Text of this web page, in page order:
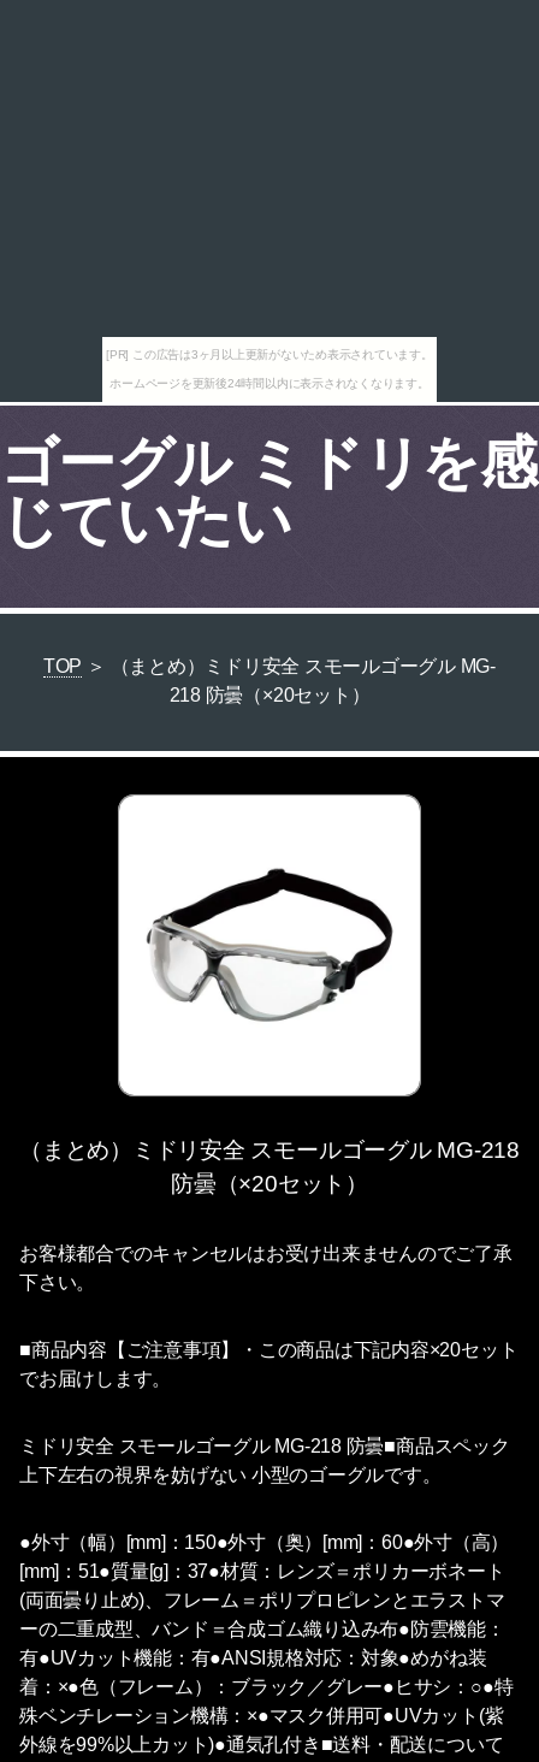
[PR] この広告は3ヶ月以上更新がないため表示されています。
ホームページを更新後24時間以内に表示されなくなります。
ゴーグル ミドリを感
じていたい
TOP ＞ （まとめ）ミドリ安全 スモールゴーグル MG-
218 防曇（×20セット）
（まとめ）ミドリ安全 スモールゴーグル MG-218
防曇（×20セット）
お客様都合でのキャンセルはお受け出来ませんのでご了承
下さい。
■商品内容【ご注意事項】・この商品は下記内容×20セット
でお届けします。
ミドリ安全 スモールゴーグル MG-218 防曇■商品スペック
上下左右の視界を妨げない 小型のゴーグルです。
●外寸（幅）[mm]：150●外寸（奥）[mm]：60●外寸（高）
[mm]：51●質量[g]：37●材質：レンズ＝ポリカーボネート
(両面曇り止め)、フレーム＝ポリプロピレンとエラストマ
ーの二重成型、バンド＝合成ゴム織り込み布●防雲機能：
有●UVカット機能：有●ANSI規格対応：対象●めがね装
着：×●色（フレーム）：ブラック／グレー●ヒサシ：○●特
殊ベンチレーション機構：×●マスク併用可●UVカット(紫
外線を99%以上カット)●通気孔付き■送料・配送について